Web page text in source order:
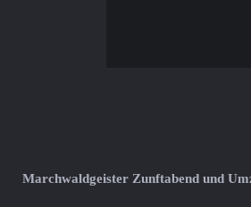
Marchwaldgeister Zunftabend und